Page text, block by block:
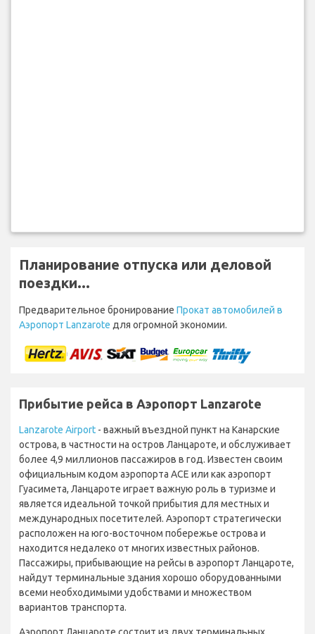
Планирование отпуска или деловой
поездки...
Предварительное бронирование Прокат автомобилей в
Аэропорт Lanzarote для огромной экономии.
Прибытие рейса в Аэропорт Lanzarote
Lanzarote Airport - важный въездной пункт на Канарские
острова, в частности на остров Ланцароте, и обслуживает
более 4,9 миллионов пассажиров в год. Известен своим
официальным кодом аэропорта ACE или как аэропорт
Гуасимета, Ланцароте играет важную роль в туризме и
является идеальной точкой прибытия для местных и
международных посетителей. Аэропорт стратегически
расположен на юго-восточном побережье острова и
находится недалеко от многих известных районов.
Пассажиры, прибывающие на рейсы в аэропорт Ланцароте,
найдут терминальные здания хорошо оборудованными
всеми необходимыми удобствами и множеством
вариантов транспорта.
Аэропорт Ланцароте состоит из двух терминальных